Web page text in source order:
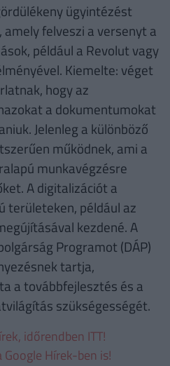
ügyintézést
felveszi a versenyt a
például a Revolut vagy
Kiemelte: véget
hogy az
a dokumentumokat
Jelenleg a különböző
működnek, ami a
munkavégzésre
A digitalizációt a
területeken, például az
kezdené. A
Programot (DÁP)
tartja,
a továbbfejlesztés és a
szükségességét.
időrendben ITT!
Hírek-ben is!